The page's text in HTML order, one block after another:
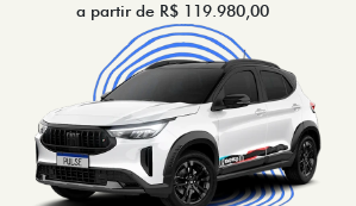
a partir de R$ 119.980,00